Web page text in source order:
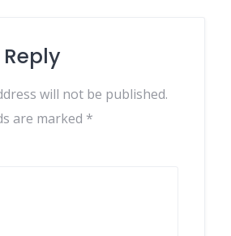
will not be published.
are marked *